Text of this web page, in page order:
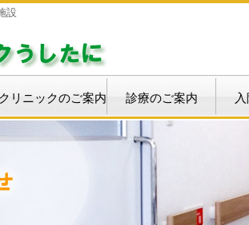
設
クリニックのご案内 診療のご案内